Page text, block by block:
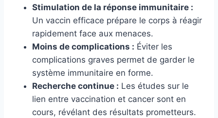
Stimulation de la réponse immunitaire :
Un vaccin efficace prépare le corps à réagir
rapidement face aux menaces.
Moins de complications : Éviter les
complications graves permet de garder le
système immunitaire en forme.
Recherche continue : Les études sur le
lien entre vaccination et cancer sont en
cours, révélant des résultats prometteurs.